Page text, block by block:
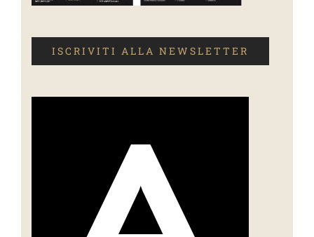
ISCRIVITI ALLA NEWSLETTER